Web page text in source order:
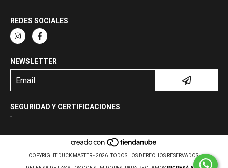
REDES SOCIALES
NEWSLETTER
SEGURIDAD Y CERTIFICACIONES
`
COPYRIGHT DUCK MASTER - 2026. TODOS LOS DERECHOS RESERVADOS.